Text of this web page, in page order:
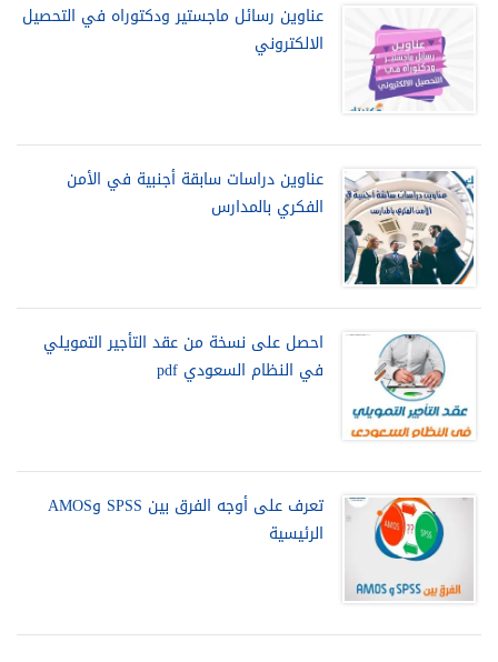
عناوين رسائل ماجستير ودكتوراه في التحصيل
الالكتروني
عناوين دراسات سابقة أجنبية في الأمن
الفكري بالمدارس
احصل على نسخة من عقد التأجير التمويلي
في النظام السعودي pdf
تعرف على أوجه الفرق بين SPSS وAMOS
الرئيسية